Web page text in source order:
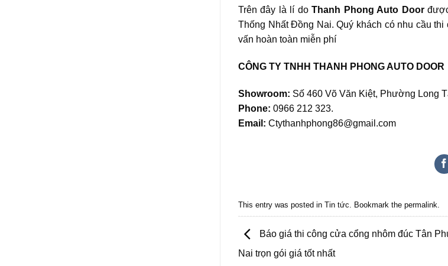
Trên đây là lí doThanh Phong Auto Door
Thống Nhất Đồng Nai. Quý khách có nhu cầu
vấn hoàn toàn miễn phí
CÔNG TY TNHH THANH PHONG AUTO DOOR
Showroom: Số 460 Võ Văn Kiệt, Phường Long
Phone: 0966 212 323.
Email: Ctythanhphong86@gmail.com
This entry was posted in Tin tức. Bookmark the permalink.
Báo giá thi công cửa cổng nhôm đúc Tân
Nai trọn gói giá tốt nhất